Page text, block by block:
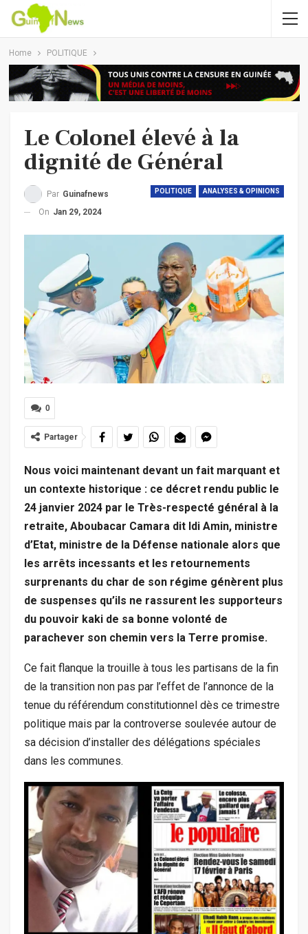
Home POLITIQUE
Le Colonel élevé à la
dignité de Général
POLITIQUE ANALYSES & OPINIONS
Par Guinafnews
On Jan 29, 2024
0
Partager
Nous voici maintenant devant un fait marquant et
un contexte historique : ce décret rendu public le
24 janvier 2024 par le Très-respecté général à la
retraite, Aboubacar Camara dit Idi Amin, ministre
d’Etat, ministre de la Défense nationale alors que
les arrêts incessants et les retournements
surprenants du char de son régime génèrent plus
de suspenses qu’ils ne rassurent les supporteurs
du pouvoir kaki de sa bonne volonté de
parachever son chemin vers la Terre promise.
Ce fait flanque la trouille à tous les partisans de la fin
de la transition non pas par l’effet de l’annonce de la
tenue du référendum constitutionnel dès ce trimestre
politique mais par la controverse soulevée autour de
sa décision d’installer des délégations spéciales
dans les communes.